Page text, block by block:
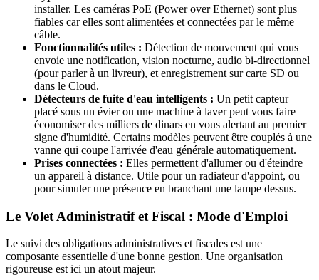
installer. Les caméras PoE (Power over Ethernet) sont plus
fiables car elles sont alimentées et connectées par le même
câble.
Fonctionnalités utiles : Détection de mouvement qui vous
envoie une notification, vision nocturne, audio bi-directionnel
(pour parler à un livreur), et enregistrement sur carte SD ou
dans le Cloud.
Détecteurs de fuite d'eau intelligents : Un petit capteur
placé sous un évier ou une machine à laver peut vous faire
économiser des milliers de dinars en vous alertant au premier
signe d'humidité. Certains modèles peuvent être couplés à une
vanne qui coupe l'arrivée d'eau générale automatiquement.
Prises connectées : Elles permettent d'allumer ou d'éteindre
un appareil à distance. Utile pour un radiateur d'appoint, ou
pour simuler une présence en branchant une lampe dessus.
Le Volet Administratif et Fiscal : Mode d'Emploi
Le suivi des obligations administratives et fiscales est une
composante essentielle d'une bonne gestion. Une organisation
rigoureuse est ici un atout majeur.